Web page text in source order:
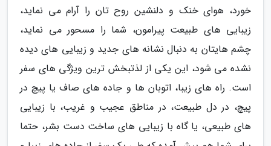
خورد، هوای خنک و دلنشین روح تان را آرام می نماید،
زیبایی های طبیعت پیرامون، شما را مسحور می نماید،
چشم هایتان به دنبال نشانه های جدید و زیبایی های دیده
نشده می شود، این یکی از لذتبخش ترین ویژگی های سفر
است. راه های زیبا، اتوبان ها و جاده های صاف یا پیچ در
پیچ، در دل طبیعت، در مناطق عجیب و غریب، با زیبایی
های طبیعی، یا گاه با زیبایی های ساخت دست بشر، حتما